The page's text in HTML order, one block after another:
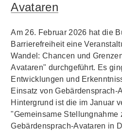
Avataren
Am 26. Februar 2026 hat die
Barrierefreiheit eine
Wandel: Chancen und
Avataren" durchgeführt. Es
Entwicklungen und
Einsatz von Gebärdensprach-
Hintergrund ist die im Januar
"Gemeinsame Stellungnahme
Gebärdensprach-Avataren in